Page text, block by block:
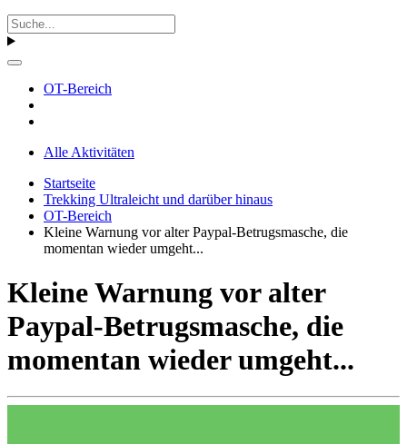
OT-Bereich
Alle Aktivitäten
Startseite
Trekking Ultraleicht und darüber hinaus
OT-Bereich
Kleine Warnung vor alter Paypal-Betrugsmasche, die
momentan wieder umgeht...
Kleine Warnung vor alter
Paypal-Betrugsmasche, die
momentan wieder umgeht...